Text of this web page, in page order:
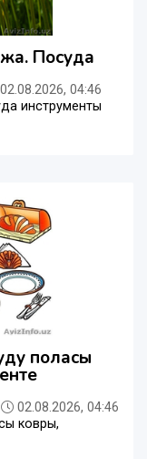
Посуда
02.08.2026, 04:46
инструменты
поласы
02.08.2026, 04:46
ковры,